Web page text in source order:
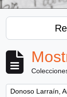
Remove filter:
Donoso Larraín,